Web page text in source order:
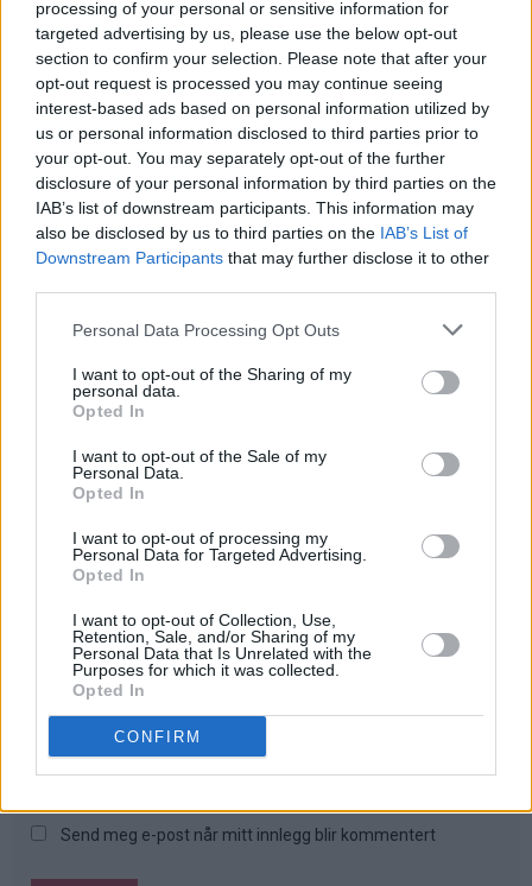
processing of your personal or sensitive information for
targeted advertising by us, please use the below opt-out
section to confirm your selection. Please note that after your
opt-out request is processed you may continue seeing
interest-based ads based on personal information utilized by
us or personal information disclosed to third parties prior to
your opt-out. You may separately opt-out of the further
disclosure of your personal information by third parties on the
IAB’s list of downstream participants. This information may
also be disclosed by us to third parties on the IAB’s List of
Downstream Participants that may further disclose it to other
Personal Data Processing Opt Outs
I want to opt-out of the Sharing of my
personal data.
Opted In
I want to opt-out of the Sale of my
Personal Data.
Opted In
I want to opt-out of processing my
Personal Data for Targeted Advertising.
Opted In
I want to opt-out of Collection, Use,
Retention, Sale, and/or Sharing of my
Personal Data that Is Unrelated with the
Purposes for which it was collected.
Opted In
CONFIRM
Wenche - 19.01.2024 - 14:46
Hei, har bakt eplehorn i dag og de var kjempegode! Er
veldig fornøyd med oppskriftene på siden din, de blir
(nesten) alltid vellykkede😍
Svar
Skriv ny kommentar
E-post (publiseres ikke)
Send meg e-post når mitt innlegg blir kommentert